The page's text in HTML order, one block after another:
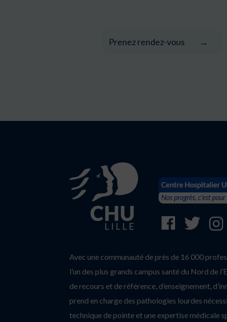
Prenez rendez-vous
Avec une communauté de près de 16 000
l’un des plus grands campus santé du Nord de
de recours et de référence, d’enseignement,
prend en charge des pathologies lourdes
technique de pointe et une expertise médicale